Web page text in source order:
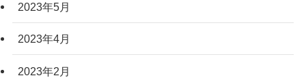
2023年5月
2023年4月
2023年2月